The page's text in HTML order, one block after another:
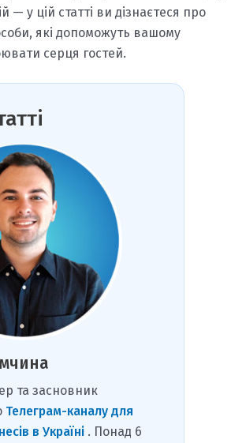
— у цій статті ви дізнаєтеся про
які допоможуть вашому
серця гостей.
та засновник
Телеграм-каналу для
в Україні . Понад 6